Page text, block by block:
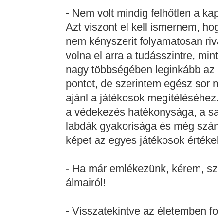
- Nem volt mindig felhőtlen a
Azt viszont el kell ismernem,
nem kényszerit folyamatosan
volna el arra a tudásszintre,
nagy többségében leginkább
pontot, de szerintem egész sor
ajánl a játékosok
a védekezés hatékonysága, a
labdák gyakorisága és még
képet az egyes játékosok
- Ha már emlékezünk, kérem,
álmairól!
- Visszatekintve az életemben